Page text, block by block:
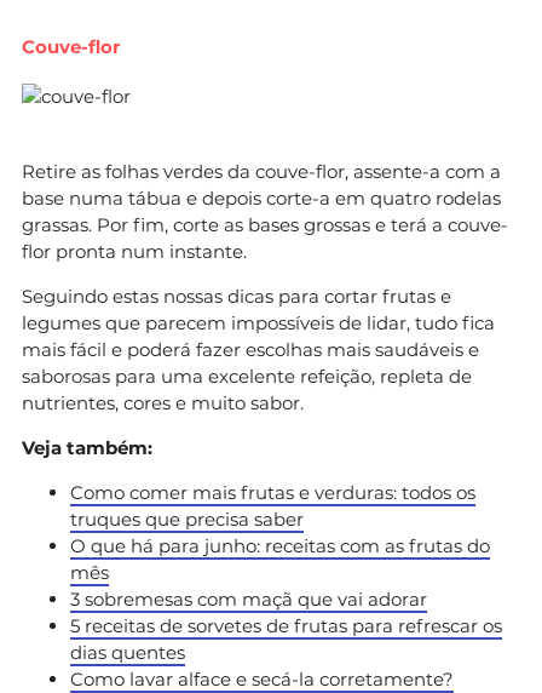
Couve-flor
Retire as folhas verdes da couve-flor, assente-a com a
base numa tábua e depois corte-a em quatro rodelas
grassas. Por fim, corte as bases grossas e terá a couve-
flor pronta num instante.
Seguindo estas nossas dicas para cortar frutas e
legumes que parecem impossíveis de lidar, tudo fica
mais fácil e poderá fazer escolhas mais saudáveis e
saborosas para uma excelente refeição, repleta de
nutrientes, cores e muito sabor.
Veja também:
Como comer mais frutas e verduras: todos os
truques que precisa saber
O que há para junho: receitas com as frutas do
mês
3 sobremesas com maçã que vai adorar
5 receitas de sorvetes de frutas para refrescar os
dias quentes
Como lavar alface e secá-la corretamente?